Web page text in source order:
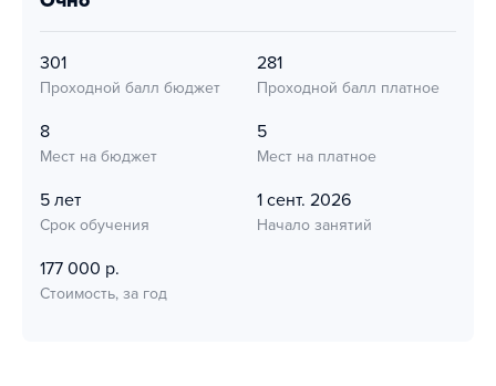
301
Проходной балл бюджет
281
Проходной балл платное
8
Мест на бюджет
5
Мест на платное
5 лет
Срок обучения
1 сент. 2026
Начало занятий
177 000 р.
Стоимость, за год